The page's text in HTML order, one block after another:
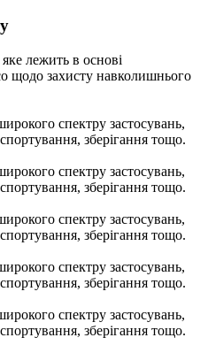
лежить в основі
щодо захисту навколишнього
спектру застосувань,
зберігання тощо.
спектру застосувань,
зберігання тощо.
спектру застосувань,
зберігання тощо.
спектру застосувань,
зберігання тощо.
спектру застосувань,
зберігання тощо.